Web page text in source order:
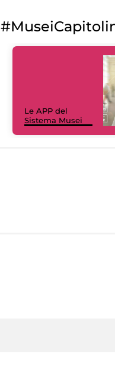
Le APP del
Sistema Musei